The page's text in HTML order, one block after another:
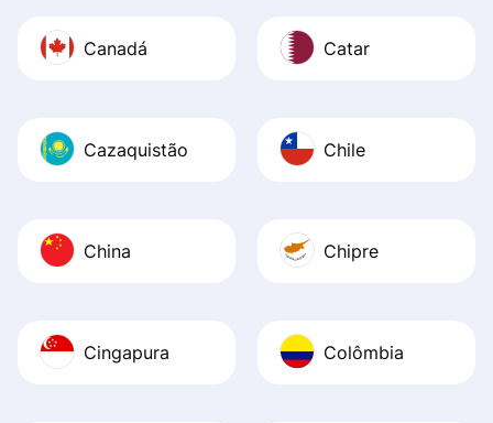
Canadá Catar
Cazaquistão Chile
China Chipre
Cingapura Colômbia